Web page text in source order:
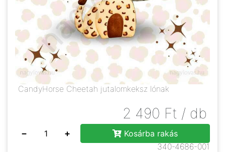
CandyHorse Cheetah jutalomkeksz lónak
2 490 Ft / db
− +
Kosárba rakás
340-4686-001